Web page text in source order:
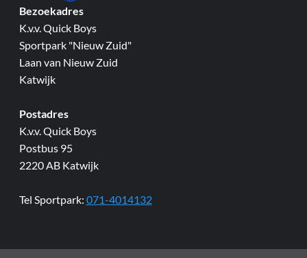
Bezoekadres
K.v.v. Quick Boys
Sportpark "Nieuw Zuid"
Laan van Nieuw Zuid
Katwijk
Postadres
K.v.v. Quick Boys
Postbus 95
2220 AB Katwijk
Tel Sportpark: 071-4014132